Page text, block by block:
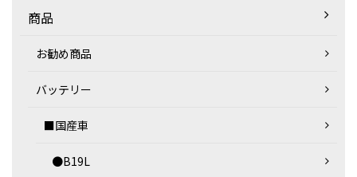
商品
お勧め商品
バッテリー
■国産車
●B19L